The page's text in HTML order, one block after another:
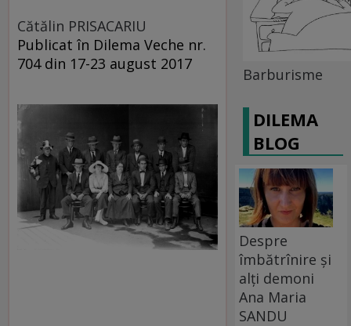
Cătălin PRISACARIU
Publicat în Dilema Veche nr.
704 din 17-23 august 2017
Barburisme
DILEMA
BLOG
Despre
îmbătrînire și
alți demoni
Ana Maria
SANDU